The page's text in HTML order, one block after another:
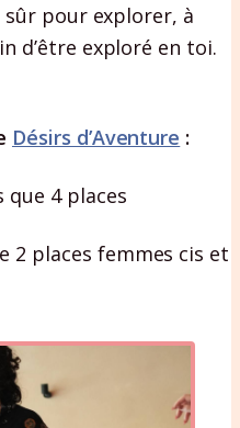
sûr pour explorer, à
d’être exploré en toi.
Désirs d’Aventure :
que 4 places
2 places femmes cis et